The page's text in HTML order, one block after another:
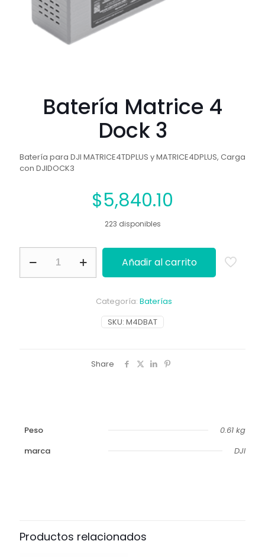
Batería Matrice 4
Dock 3
Batería para DJI MATRICE4TDPLUS y MATRICE4DPLUS, Carga
con DJIDOCK3
$5,840.10
223 disponibles
Matrice
4
Añadir al carrito
SKU: M4DBAT
Categoría: Baterías
Share
Peso
0.61 kg
marca
DJI
Productos relacionados